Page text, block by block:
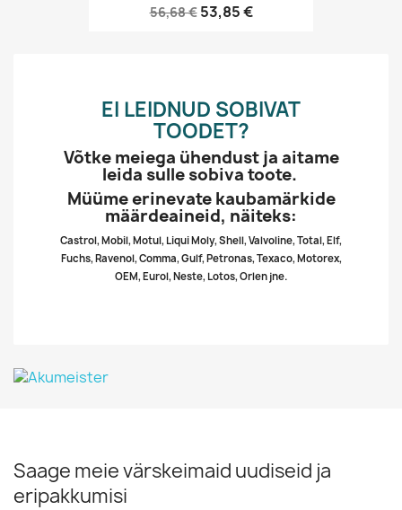
56,68 € 53,85 €
EI LEIDNUD SOBIVAT
TOODET?
Võtke meiega ühendust ja aitame
leida sulle sobiva toote.
Müüme erinevate kaubamärkide
määrdeaineid, näiteks:
Castrol, Mobil, Motul, Liqui Moly, Shell, Valvoline, Total, Elf,
Fuchs, Ravenol, Comma, Gulf, Petronas, Texaco, Motorex,
OEM, Eurol, Neste, Lotos, Orlen jne.
Saage meie värskeimaid uudiseid ja
eripakkumisi